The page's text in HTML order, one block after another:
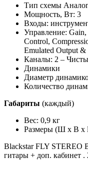
Тип схемы
Мощность, Вт: 3
Входы:
Управление:
Control,
Emulated Output &
Каналы: 2 –
Динамики
Диаметр
Количество
Габариты (каждый)
Вес: 0,9 кг
Размеры (Ш х В х
Blackstar FLY STEREO
гитары + доп. кабинет .